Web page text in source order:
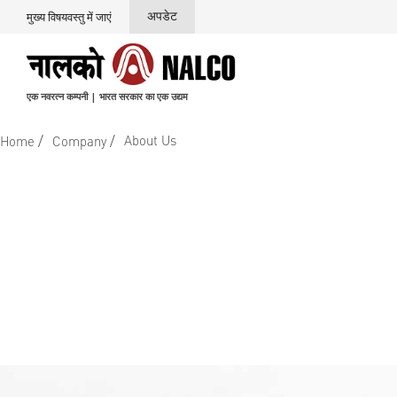
मुख्य विषयवस्तु में जाएं अपडेट
एक नवरत्न कम्पनी | भारत सरकार का एक उद्यम
Home / Company / About Us